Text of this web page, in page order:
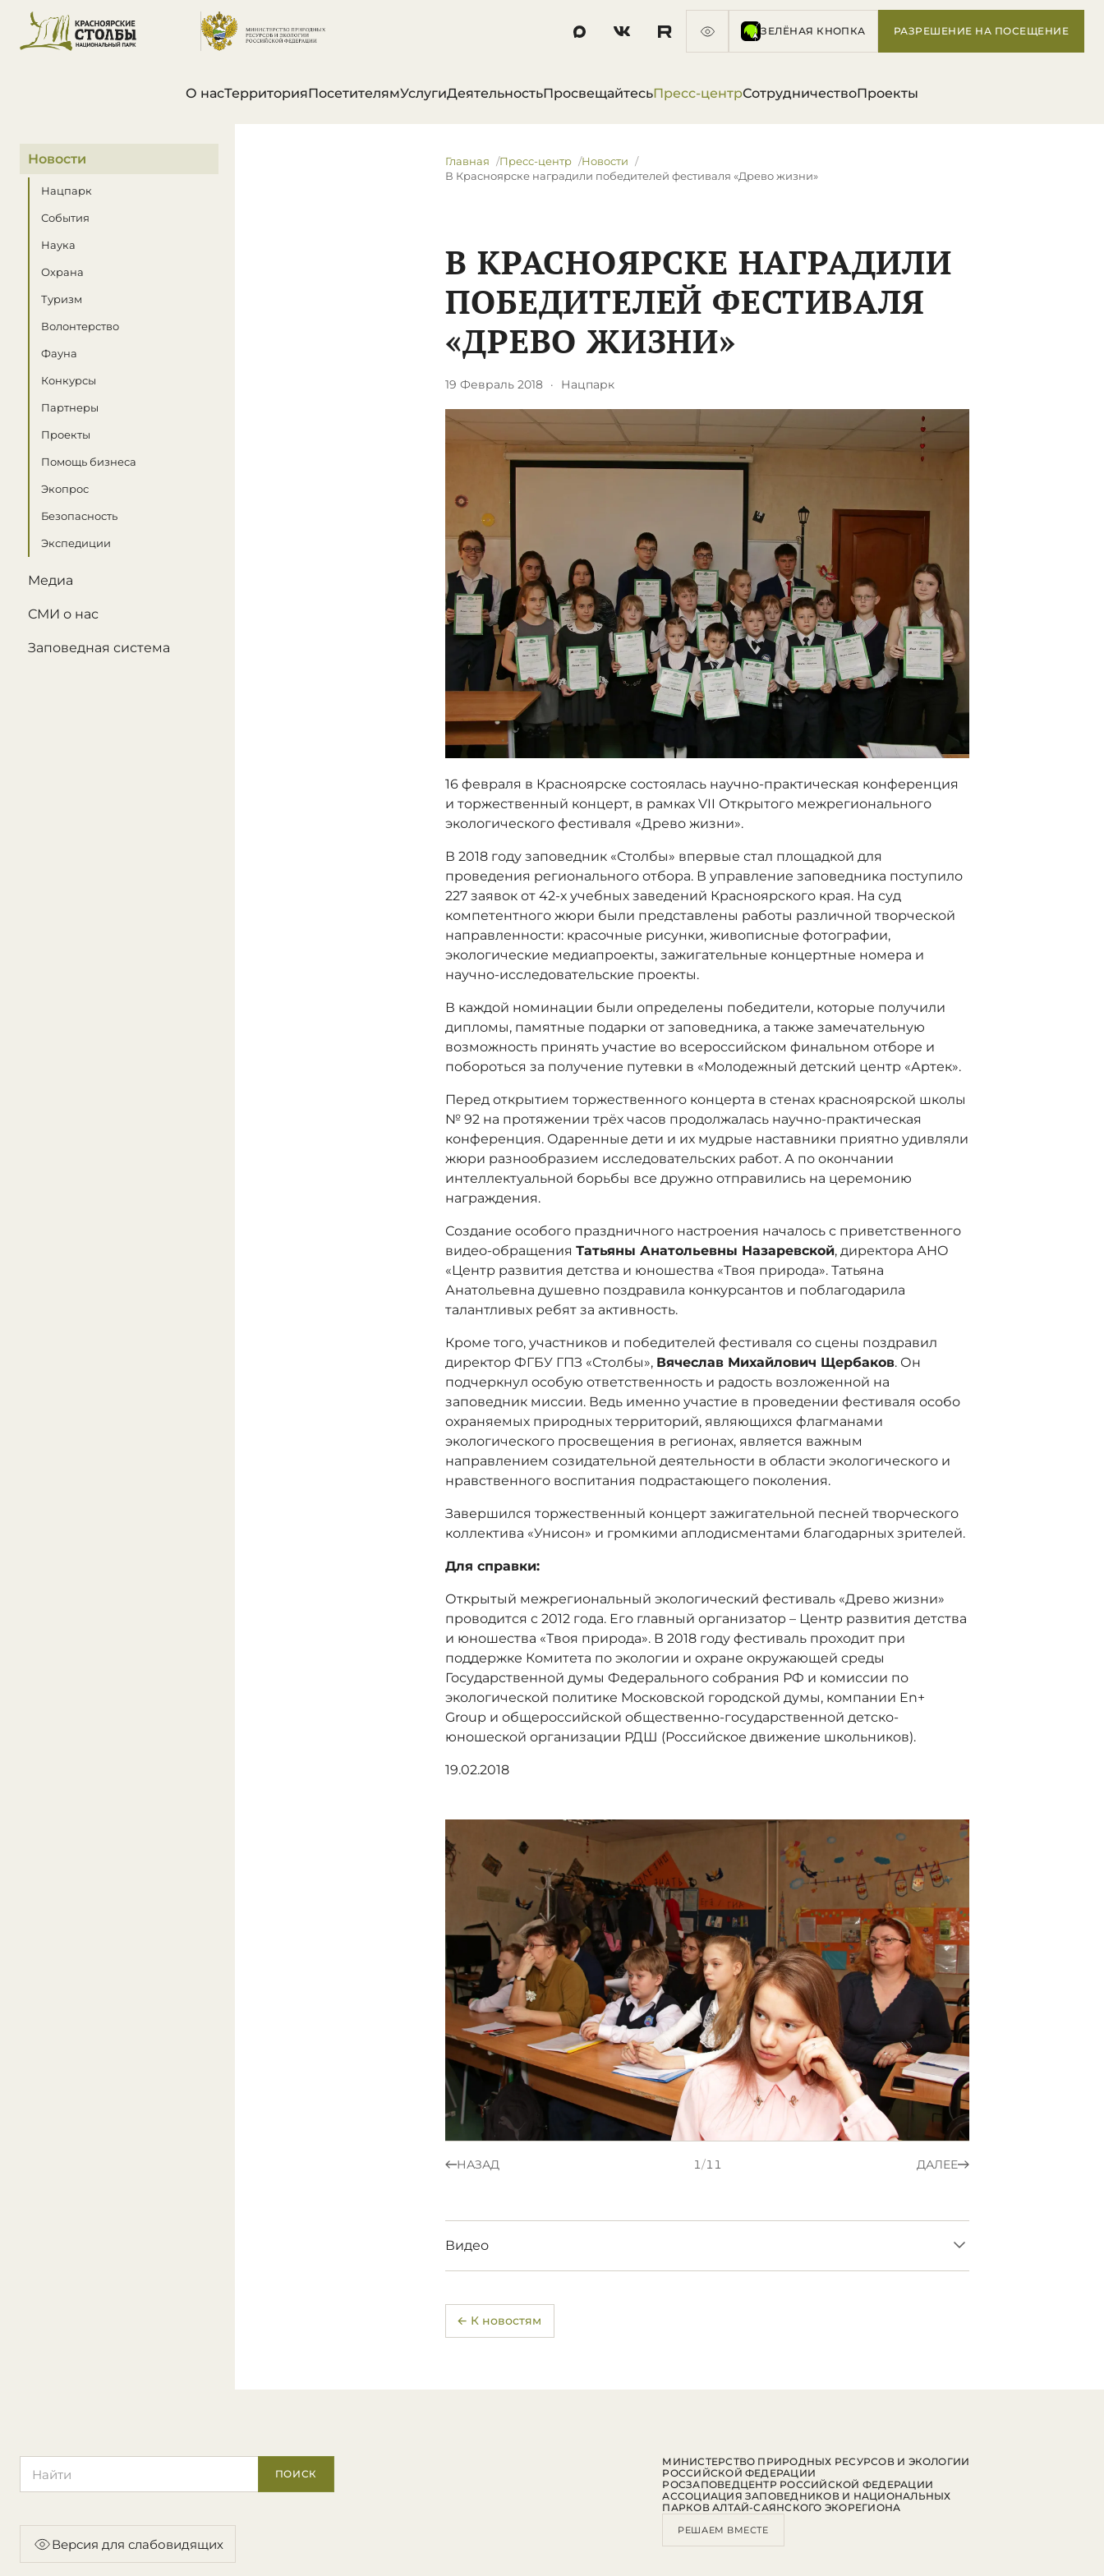
ЗЕЛЁНАЯ КНОПКА РАЗРЕШЕНИЕ НА ПОСЕЩЕНИЕ
О насТерриторияПосетителямУслугиДеятельностьПросвещайтесьПресс-центрСотрудничествоПроекты
В этом разделе
Новости
Нацпарк
События
Наука
Охрана
Туризм
Волонтерство
Фауна
Конкурсы
Партнеры
Проекты
Помощь бизнеса
Экопрос
Безопасность
Экспедиции
Медиа
СМИ о нас
Заповедная система
Главная Пресс-центр
Новости
​В Красноярске наградили победителей фестиваля «Древо жизни»
​В КРАСНОЯРСКЕ НАГРАДИЛИ
ПОБЕДИТЕЛЕЙ ФЕСТИВАЛЯ
«ДРЕВО ЖИЗНИ»
19 Февраль 2018 · Нацпарк
16 февраля в Красноярске состоялась научно-практическая конференция
и торжественный концерт, в рамках VII Открытого межрегионального
экологического фестиваля «Древо жизни».
В 2018 году заповедник «Столбы» впервые стал площадкой для
проведения регионального отбора. В управление заповедника поступило
227 заявок от 42-х учебных заведений Красноярского края. На суд
компетентного жюри были представлены работы различной творческой
направленности: красочные рисунки, живописные фотографии,
экологические медиапроекты, зажигательные концертные номера и
научно-исследовательские проекты.
В каждой номинации были определены победители, которые получили
дипломы, памятные подарки от заповедника, а также замечательную
возможность принять участие во всероссийском финальном отборе и
побороться за получение путевки в «Молодежный детский центр «Артек».
Перед открытием торжественного концерта в стенах красноярской школы
№ 92 на протяжении трёх часов продолжалась научно-практическая
конференция. Одаренные дети и их мудрые наставники приятно удивляли
жюри разнообразием исследовательских работ. А по окончании
интеллектуальной борьбы все дружно отправились на церемонию
награждения.
Создание особого праздничного настроения началось с приветственного
видео-обращенияТатьяны Анатольевны Назаревской, директора АНО
«Центр развития детства и юношества «Твоя природа». Татьяна
Анатольевна душевно поздравила конкурсантов и поблагодарила
талантливых ребят за активность.
Кроме того, участников и победителей фестиваля со сцены поздравил
директор ФГБУ ГПЗ «Столбы», Вячеслав Михайлович Щербаков. Он
подчеркнул особую ответственность и радость возложенной на
заповедник миссии. Ведь именно участие в проведении фестиваля особо
охраняемых природных территорий, являющихся флагманами
экологического просвещения в регионах, является важным
направлением созидательной деятельности в области экологического и
нравственного воспитания подрастающего поколения.
Завершился торжественный концерт зажигательной песней творческого
коллектива «Унисон» и громкими аплодисментами благодарных зрителей.
Для справки:
Открытый межрегиональный экологический фестиваль «Древо жизни»
проводится с 2012 года. Его главный организатор – Центр развития детства
и юношества «Твоя природа». В 2018 году фестиваль проходит при
поддержке Комитета по экологии и охране окружающей среды
Государственной думы Федерального собрания РФ и комиссии по
экологической политике Московской городской думы, компании En+
Group и общероссийской общественно-государственной детско-
юношеской организации РДШ (Российское движение школьников).
19.02.2018
НАЗАД 1/11 ДАЛЕЕ
Видео
← К новостям
ПОИСК
Версия для слабовидящих
МИНИСТЕРСТВО ПРИРОДНЫХ РЕСУРСОВ И ЭКОЛОГИИ
РОССИЙСКОЙ ФЕДЕРАЦИИ
РОСЗАПОВЕДЦЕНТР РОССИЙСКОЙ ФЕДЕРАЦИИ
АССОЦИАЦИЯ ЗАПОВЕДНИКОВ И НАЦИОНАЛЬНЫХ
ПАРКОВ АЛТАЙ-САЯНСКОГО ЭКОРЕГИОНА
РЕШАЕМ ВМЕСТЕ